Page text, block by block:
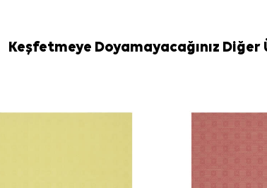
Keşfetmeye Doyamayacağınız Diğer